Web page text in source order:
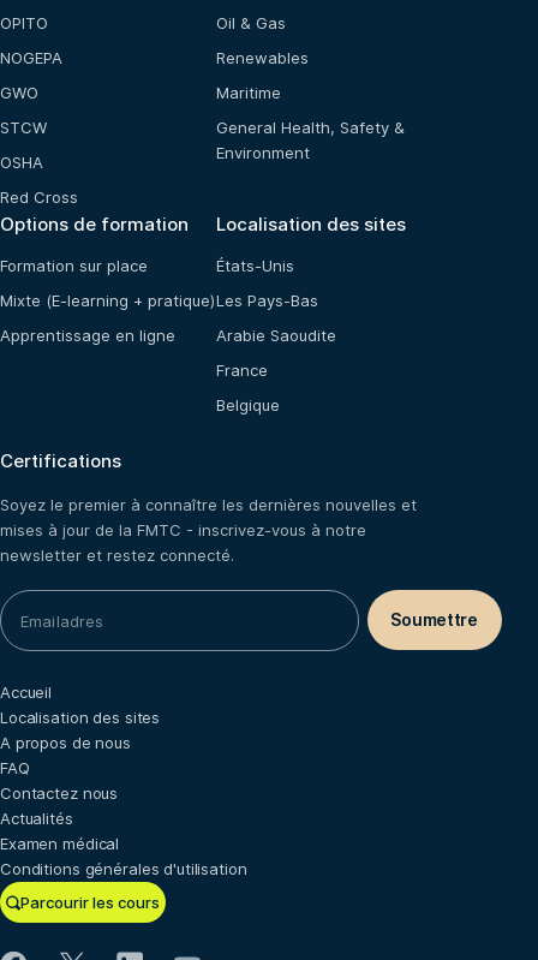
OPITO
NOGEPA
GWO
STCW
OSHA
Red Cross
Oil & Gas
Renewables
Maritime
General Health, Safety &
Environment
Options de formation
Formation sur place
Mixte (E-learning + pratique)
Apprentissage en ligne
Localisation des sites
États-Unis
Les Pays-Bas
Arabie Saoudite
France
Belgique
Certifications
Soyez le premier à connaître les dernières nouvelles et
mises à jour de la FMTC - inscrivez-vous à notre
newsletter et restez connecté.
Parcourir les cours
Accueil
Localisation des sites
A propos de nous
FAQ
Contactez nous
Actualités
Examen médical
Conditions générales d'utilisation